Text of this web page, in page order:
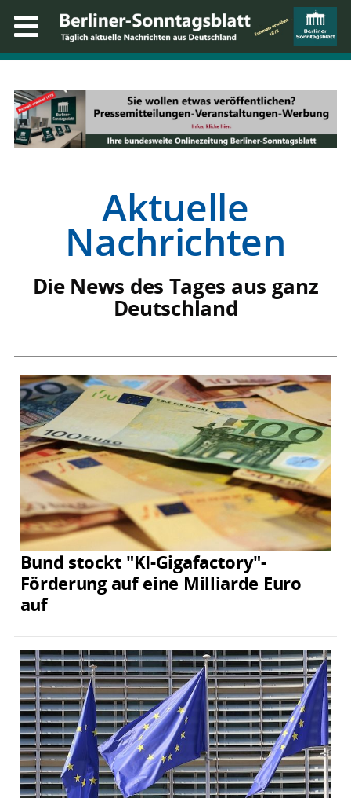
Aktuelle
Nachrichten
Die News des Tages aus ganz
Deutschland
Bund stockt "KI-Gigafactory"-
Förderung auf eine Milliarde Euro
auf